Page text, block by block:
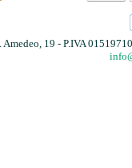
Amedeo, 19 - P.IVA